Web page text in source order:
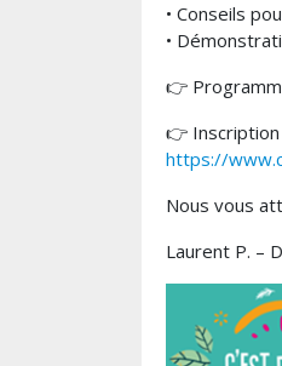
• Conseils
•
👉
👉 Inscription
https://
Nous vous
Laurent P. –